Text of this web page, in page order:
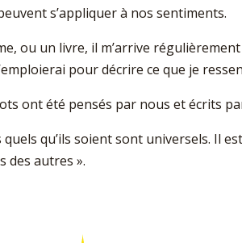
s’appliquer à nos sentiments.
ou un livre, il m’arrive
pour décrire ce que je
ont été pensés par nous et écrits
qu’ils soient sont universels. Il
des autres ».